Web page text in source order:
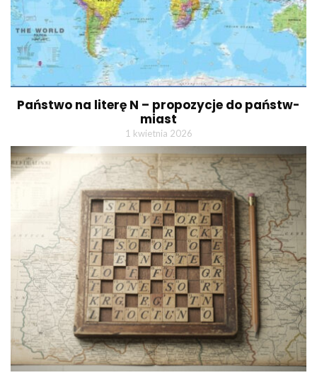
Państwo na literę N – propozycje do państw-
miast
1 kwietnia 2026